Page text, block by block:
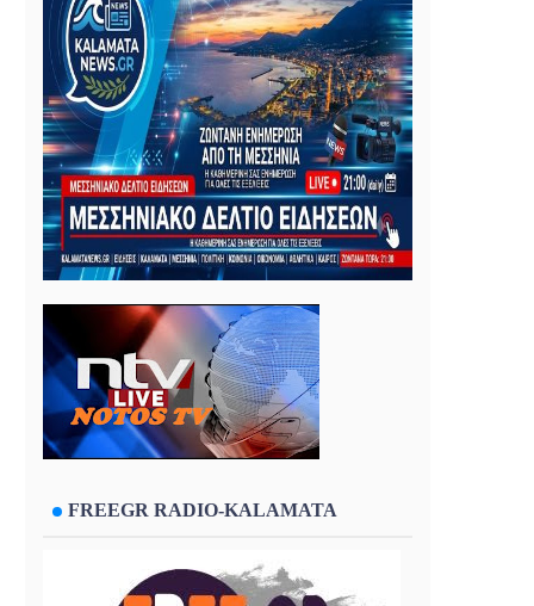
FREEGR RADIO-KALAMATA